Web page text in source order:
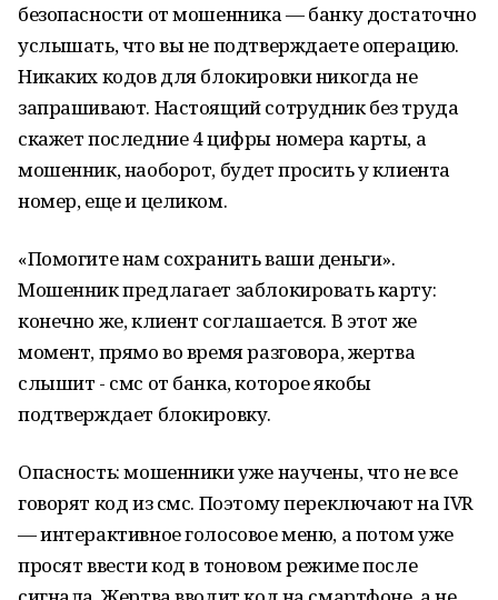
безопасности от мошенника — банку достаточно
услышать, что вы не подтверждаете операцию.
Никаких кодов для блокировки никогда не
запрашивают. Настоящий сотрудник без труда
скажет последние 4 цифры номера карты, а
мошенник, наоборот, будет просить у клиента
номер, еще и целиком.
«Помогите нам сохранить ваши деньги».
Мошенник предлагает заблокировать карту:
конечно же, клиент соглашается. В этот же
момент, прямо во время разговора, жертва
слышит - смс от банка, которое якобы
подтверждает блокировку.
Опасность: мошенники уже научены, что не все
говорят код из смс. Поэтому переключают на IVR
— интерактивное голосовое меню, а потом уже
просят ввести код в тоновом режиме после